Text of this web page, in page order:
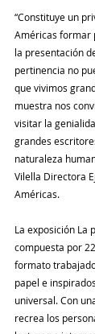
“Constituye un
Américas formar
la presentación
pertinencia no
que vivimos
muestra nos
visitar la
grandes
naturaleza
Vilella Directora
Américas.
La exposición La
compuesta por
formato
papel e
universal. Con
recrea los